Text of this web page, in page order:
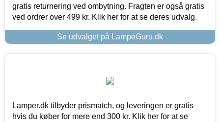
gratis returnering ved ombytning. Fragten er også gratis
ved ordrer over 499 kr. Klik her for at se deres udvalg.
Se udvalget på LampeGuru.dk
Lamper.dk tilbyder prismatch, og leveringen er gratis
hvis du køber for mere end 300 kr. Klik her for at se